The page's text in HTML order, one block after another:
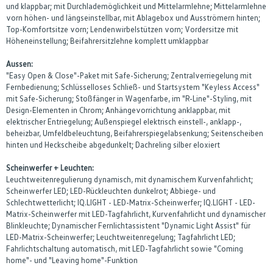
und klappbar; mit Durchlademöglichkeit und Mittelarmlehne; Mittelarmlehne
vorn höhen- und längseinstellbar, mit Ablagebox und Ausströmern hinten;
Top-Komfortsitze vorn; Lendenwirbelstützen vorn; Vordersitze mit
Höheneinstellung; Beifahrersitzlehne komplett umklappbar
Aussen:
"Easy Open & Close"-Paket mit Safe-Sicherung; Zentralverriegelung mit
Fernbedienung; Schlüsselloses Schließ- und Startsystem "Keyless Access"
mit Safe-Sicherung; Stoßfänger in Wagenfarbe, im "R-Line"-Styling, mit
Design-Elementen in Chrom; Anhängevorrichtung anklappbar, mit
elektrischer Entriegelung; Außenspiegel elektrisch einstell-, anklapp-,
beheizbar, Umfeldbeleuchtung, Beifahrerspiegelabsenkung; Seitenscheiben
hinten und Heckscheibe abgedunkelt; Dachreling silber eloxiert
Scheinwerfer + Leuchten:
Leuchtweitenregulierung dynamisch, mit dynamischem Kurvenfahrlicht;
Scheinwerfer LED; LED-Rückleuchten dunkelrot; Abbiege- und
Schlechtwetterlicht; IQ.LIGHT - LED-Matrix-Scheinwerfer; IQ.LIGHT - LED-
Matrix-Scheinwerfer mit LED-Tagfahrlicht, Kurvenfahrlicht und dynamischer
Blinkleuchte; Dynamischer Fernlichtassistent "Dynamic Light Assist" für
LED-Matrix-Scheinwerfer; Leuchtweitenregelung; Tagfahrlicht LED;
Fahrlichtschaltung automatisch, mit LED-Tagfahrlicht sowie "Coming
home"- und "Leaving home"-Funktion